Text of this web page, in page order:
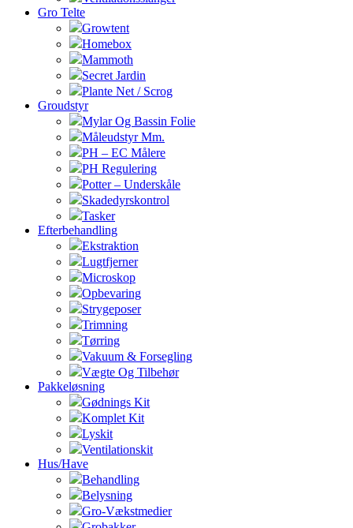
Gro Telte
Growtent
Homebox
Mammoth
Secret Jardin
Plante Net / Scrog
Groudstyr
Mylar Og Bassin Folie
Måleudstyr Mm.
PH – EC Målere
PH Regulering
Potter – Underskåle
Skadedyrskontrol
Tasker
Efterbehandling
Ekstraktion
Lugtfjerner
Microskop
Opbevaring
Strygeposer
Trimning
Tørring
Vakuum & Forsegling
Vægte Og Tilbehør
Pakkeløsning
Gødnings Kit
Komplet Kit
Lyskit
Ventilationskit
Hus/Have
Behandling
Belysning
Gro-Vækstmedier